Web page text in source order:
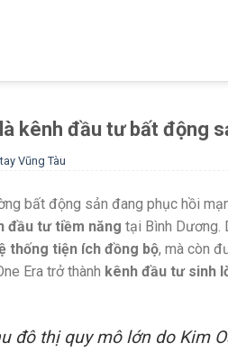
kênh đầu tư bất động
Vũng Tàu
bất động sản đang phục hồi
đầu tư tiềm năng tại Bình Dương.
thống tiện ích đồng bộ, mà còn
Era trở thành kênh đầu tư sinh
đô thị quy mô lớn do Kim